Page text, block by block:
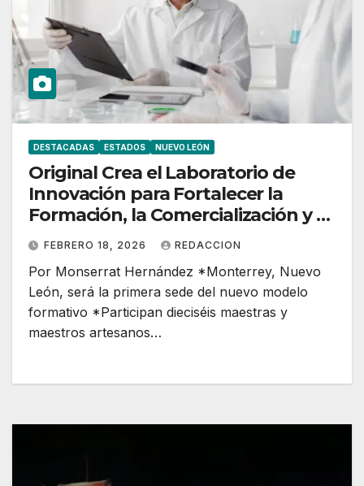
DESTACADAS ESTADOS NUEVO LEÓN
Original Crea el Laboratorio de
Innovación para Fortalecer la
Formación, la Comercialización y el
Desarrollo Artesanal
FEBRERO 18, 2026 REDACCION
Por Monserrat Hernández *Monterrey, Nuevo
León, será la primera sede del nuevo modelo
formativo *Participan dieciséis maestras y
maestros artesanos…